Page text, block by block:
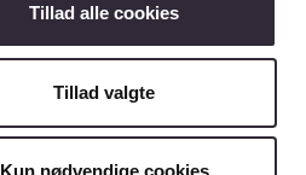
Tillad alle cookies
Tillad valgte
Kun nødvendige cookies